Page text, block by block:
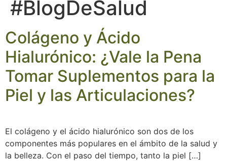
#BlogDeSalud
Colágeno y Ácido
Hialurónico: ¿Vale la Pena
Tomar Suplementos para la
Piel y las Articulaciones?
El colágeno y el ácido hialurónico son dos de los
componentes más populares en el ámbito de la salud y
la belleza. Con el paso del tiempo, tanto la piel […]